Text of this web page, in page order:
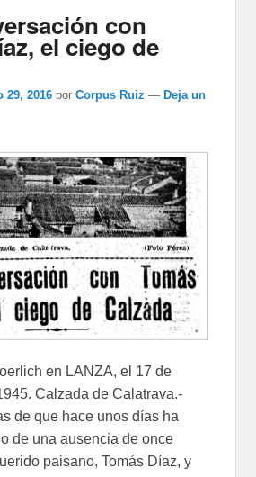
con
el ciego de
29, 2016 porCorpus Ruiz — Deja un
en LANZA, el 17 de
Calzada de Calatrava.-
de que hace unos días ha
de una ausencia de once
paisano, Tomás Díaz, y